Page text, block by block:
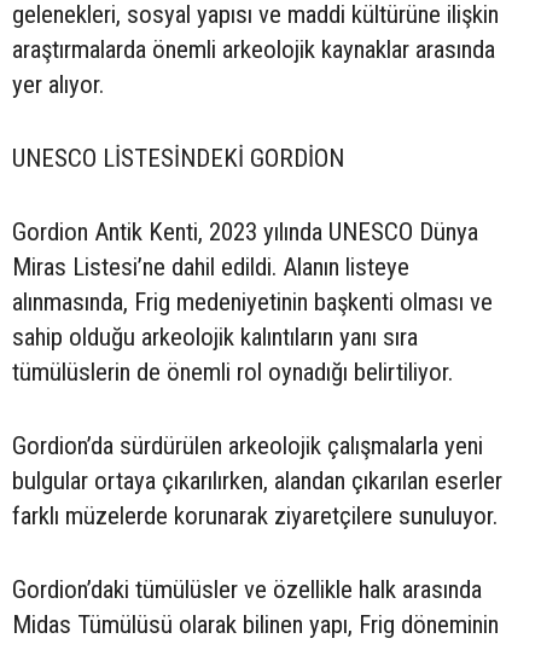
gelenekleri, sosyal yapısı ve maddi kültürüne ilişkin
araştırmalarda önemli arkeolojik kaynaklar arasında
yer alıyor.
UNESCO LİSTESİNDEKİ GORDİON
Gordion Antik Kenti, 2023 yılında UNESCO Dünya
Miras Listesi’ne dahil edildi. Alanın listeye
alınmasında, Frig medeniyetinin başkenti olması ve
sahip olduğu arkeolojik kalıntıların yanı sıra
tümülüslerin de önemli rol oynadığı belirtiliyor.
Gordion’da sürdürülen arkeolojik çalışmalarla yeni
bulgular ortaya çıkarılırken, alandan çıkarılan eserler
farklı müzelerde korunarak ziyaretçilere sunuluyor.
Gordion’daki tümülüsler ve özellikle halk arasında
Midas Tümülüsü olarak bilinen yapı, Frig döneminin